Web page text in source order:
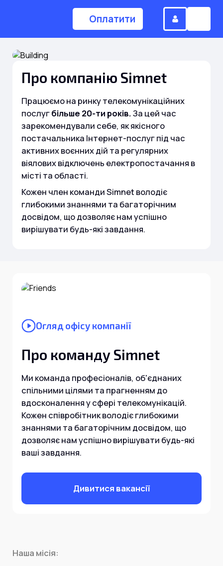
Оплатити
Для дому
Головна
Акції
Інтернет
Інтернет+ТБ
Телебачення
Інше
Для дому
Магазин
Замовити дзвінок
info@simnet.kiev.ua
Технічна підтримка:
support@simnet.kiev.ua
03134, м. Київ, вул. Симиренко, 36,
корпус А, 3 поверх
Про компанію Simnet
Працюємо на ринку телекомунікаційних
послугбільше 20-ти років. За цей час
зарекомендували себе, як якісного
постачальника Інтернет-послуг під час
активних воєнних дій та регулярних
віялових відключень електропостачання в
місті та області.
Кожен член команди Simnet володіє
глибокими знаннями та багаторічним
досвідом, що дозволяє нам успішно
вирішувати будь-які завдання.
Огляд офісу компанії
Про команду Simnet
Ми команда професіоналів, об'єднаних
спільними цілями та прагненням до
вдосконалення у сфері телекомунікацій.
Кожен співробітник володіє глибокими
знаннями та багаторічним досвідом, що
дозволяє нам успішно вирішувати будь-які
ваші завдання.
Дивитися вакансії
Наша місія: